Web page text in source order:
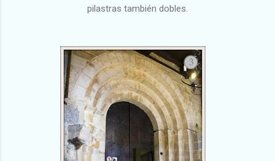
pilastras también dobles.